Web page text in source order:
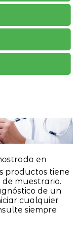
en
productos tiene
muestrario.
de un
cualquier
siempre